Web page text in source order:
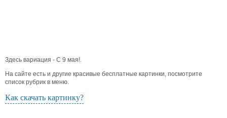
Здесь вариация - С 9 мая!.
На сайте есть и другие красивые бесплатные картинки, посмотрите
список рубрик в меню.
Как скачать картинку?